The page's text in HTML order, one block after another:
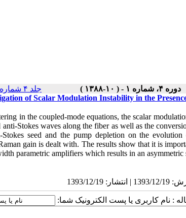
دوره ۴، شماره ۱ - ( ۱۰-۱۳۸۸ ) جلد ۴ شماره ۱ صفحات ۳۸-۳۱
of Scalar Modulation Instability in the
in the coupled-mode equations, the scalar
Stokes waves along the fiber as well as the
seed and the pump depletion on the
gain is dealt with. The results show that it is
parametric amplifiers which results in an
: نام کاربری یا پست الکترونیک شما: